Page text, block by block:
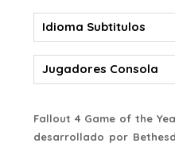
Idioma Subtitulos
Jugadores Consola
Fallout 4 Game of the
desarrollado por